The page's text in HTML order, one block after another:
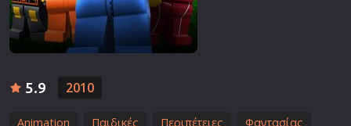
5.9 2010
Animation Παιδικές Περιπέτειες Φαντασίας